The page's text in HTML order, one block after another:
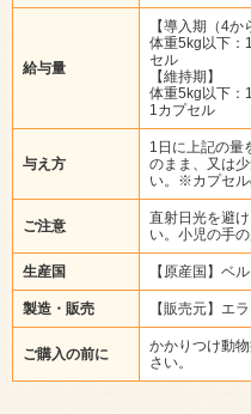
給与量
【導入期（4か
体重5kg以下：
セル
【維持期】
体重5kg以下：
1カプセル
与え方
1日に上記の量
のまま、又は
い。※カプセル
ご注意
直射日光を避
い。小児の手
生産国 【原産国】ベ
製造・販売 【販売元】エ
ご購入の前に
かかりつけ動
さい。